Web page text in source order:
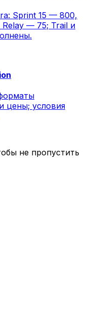
Sprint 15 — 800,
— 75; Trail и
цены; условия
не пропустить